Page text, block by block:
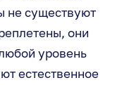
не существуют
они
уровень
естественное